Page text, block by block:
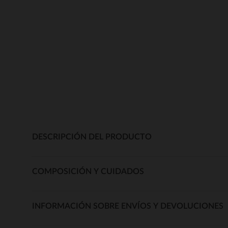
DESCRIPCIÓN DEL PRODUCTO
COMPOSICIÓN Y CUIDADOS
INFORMACIÓN SOBRE ENVÍOS Y DEVOLUCIONES